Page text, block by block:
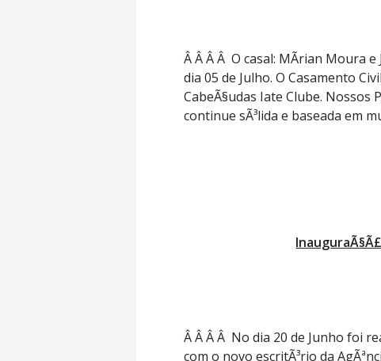
Â Â Â Â O casal: MÃ­rian Moura
dia 05 de Julho. O Casamento
CabeÃ§udas Iate Clube.
continue sÃ³lida e baseada em
Â Â Â Â No dia 20 de Junho foi
com o novo escritÃ³rio da